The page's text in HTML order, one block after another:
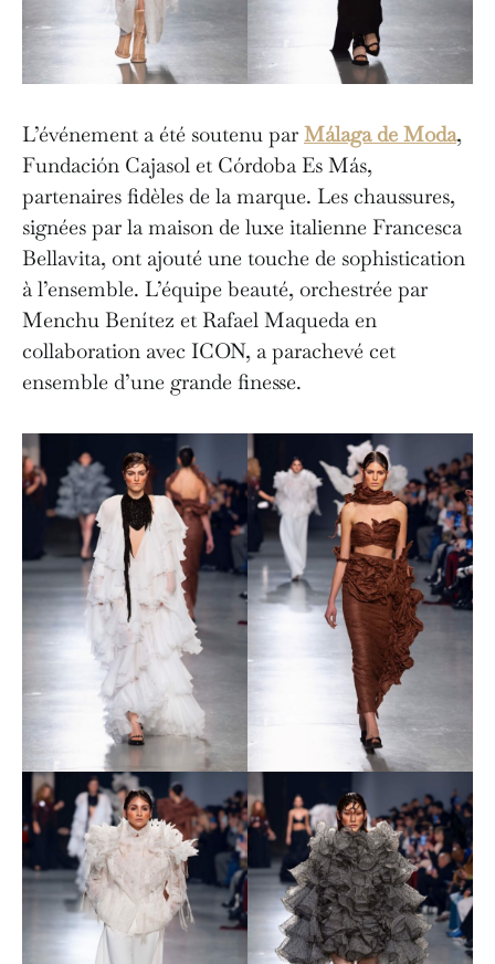
L’événement a été soutenu par Málaga de Moda,
Fundación Cajasol et Córdoba Es Más,
partenaires fidèles de la marque. Les chaussures,
signées par la maison de luxe italienne Francesca
Bellavita, ont ajouté une touche de sophistication
à l’ensemble. L’équipe beauté, orchestrée par
Menchu Benítez et Rafael Maqueda en
collaboration avec ICON, a parachevé cet
ensemble d’une grande finesse.